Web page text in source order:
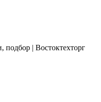
| Востоктехторг